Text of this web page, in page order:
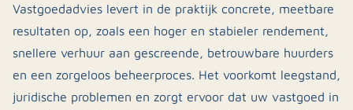
Vastgoedadvies levert in de praktijk concrete, meetbare
resultaten op, zoals een hoger en stabieler rendement,
snellere verhuur aan gescreende, betrouwbare huurders
en een zorgeloos beheerproces. Het voorkomt leegstand,
juridische problemen en zorgt ervoor dat uw vastgoed in